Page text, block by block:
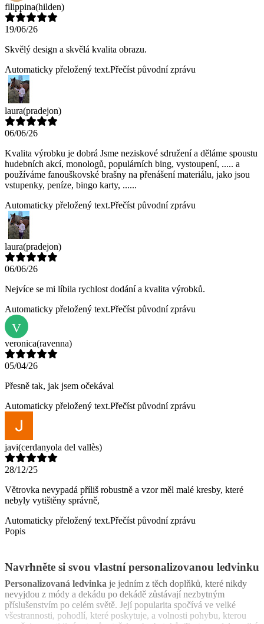
filippina(hilden)
19/06/26
Skvělý design a skvělá kvalita obrazu.
Automaticky přeložený text.Přečíst původní zprávu
laura(pradejon)
06/06/26
Kvalita výrobku je dobrá Jsme neziskové sdružení a děláme spoustu
hudebních akcí, monologů, populárních bing, vystoupení, ..... a
používáme fanouškovské brašny na přenášení materiálu, jako jsou
vstupenky, peníze, bingo karty, ......
Automaticky přeložený text.Přečíst původní zprávu
laura(pradejon)
06/06/26
Nejvíce se mi líbila rychlost dodání a kvalita výrobků.
Automaticky přeložený text.Přečíst původní zprávu
V
veronica(ravenna)
05/04/26
Přesně tak, jak jsem očekával
Automaticky přeložený text.Přečíst původní zprávu
javi(cerdanyola del vallès)
28/12/25
Větrovka nevypadá příliš robustně a vzor měl malé kresby, které
nebyly vytištěny správně,
Automaticky přeložený text.Přečíst původní zprávu
Popis
Navrhněte si svou vlastní personalizovanou ledvinku
Personalizovaná ledvinka je jedním z těch doplňků, které nikdy
nevyjdou z módy a dekádu po dekádě zůstávají nezbytným
příslušenstvím po celém světě. Její popularita spočívá ve velké
všestrannosti, pohodlí, které poskytuje, a volnosti pohybu, kterou